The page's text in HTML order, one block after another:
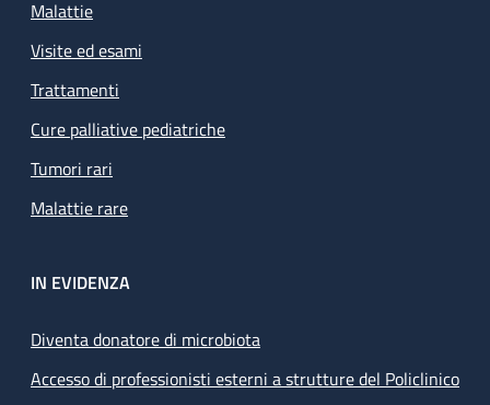
Malattie
Visite ed esami
Trattamenti
Cure palliative pediatriche
Tumori rari
Malattie rare
IN EVIDENZA
Diventa donatore di microbiota
Accesso di professionisti esterni a strutture del Policlinico